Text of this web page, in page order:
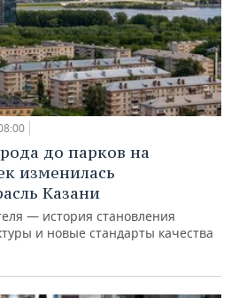
до парков на
изменилась
Казани
— история становления
и новые стандарты качества